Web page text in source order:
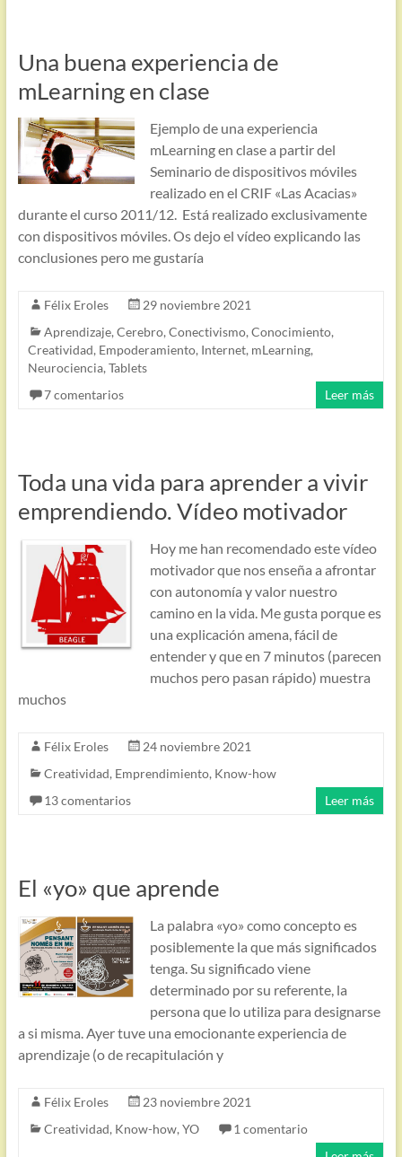
Una buena experiencia de
mLearning en clase
Ejemplo de una experiencia
mLearning en clase a partir del
Seminario de dispositivos móviles
realizado en el CRIF «Las Acacias»
durante el curso 2011/12. Está realizado exclusivamente
con dispositivos móviles. Os dejo el vídeo explicando las
conclusiones pero me gustaría
Félix Eroles
29 noviembre 2021
Aprendizaje, Cerebro, Conectivismo, Conocimiento,
Creatividad, Empoderamiento, Internet, mLearning,
Neurociencia, Tablets
7 comentarios
Leer más
Toda una vida para aprender a vivir
emprendiendo. Vídeo motivador
Hoy me han recomendado este vídeo
motivador que nos enseña a afrontar
con autonomía y valor nuestro
camino en la vida. Me gusta porque es
una explicación amena, fácil de
entender y que en 7 minutos (parecen
muchos pero pasan rápido) muestra
muchos
Félix Eroles
24 noviembre 2021
Creatividad, Emprendimiento, Know-how
13 comentarios
Leer más
El «yo» que aprende
La palabra «yo» como concepto es
posiblemente la que más significados
tenga. Su significado viene
determinado por su referente, la
persona que lo utiliza para designarse
a si misma. Ayer tuve una emocionante experiencia de
aprendizaje (o de recapitulación y
Félix Eroles
23 noviembre 2021
Creatividad, Know-how, YO
1 comentario